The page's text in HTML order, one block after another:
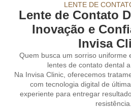
LENTE DE
Lente de Contato
Inovação e
Invisa
Quem busca um sorriso uniforme
lentes de contato dental
Na Invisa Clinic, oferecemos
com tecnologia digital de
experiente para entregar
resistência.